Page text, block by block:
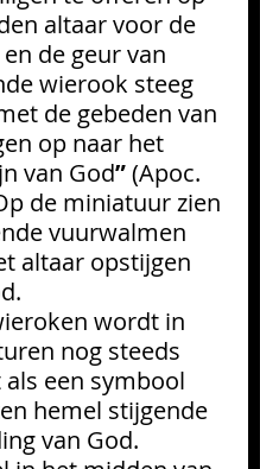
altaar voor de
de geur van
wierook steeg
de gebeden van
op naar het
van God” (Apoc.
de miniatuur zien
vuurwalmen
altaar opstijgen
wordt in
nog steeds
als een symbool
hemel stijgende
van God.